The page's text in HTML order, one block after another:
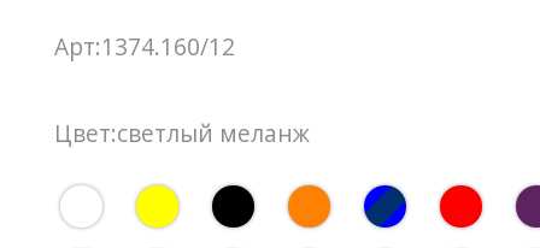
Арт:1374.160/12
Цвет:светлый меланж